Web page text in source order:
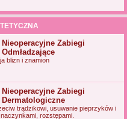
Nieoperacyjne Zabiegi
Odmładzające
blizn i znamion
Nieoperacyjne Zabiegi
Dermatologiczne
trądzikowi, usuwanie pieprzyków i
rozstępami.